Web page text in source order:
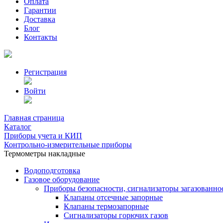
Гарантии
Доставка
Блог
Контакты
Регистрация
Войти
Главная страница
Каталог
Приборы учета и КИП
Контрольно-измерительные приборы
Термометры накладные
Водоподготовка
Газовое оборудование
Приборы безопасности, сигнализаторы
Клапаны отсечные запорные
Клапаны термозапорные
Сигнализаторы горючих газов